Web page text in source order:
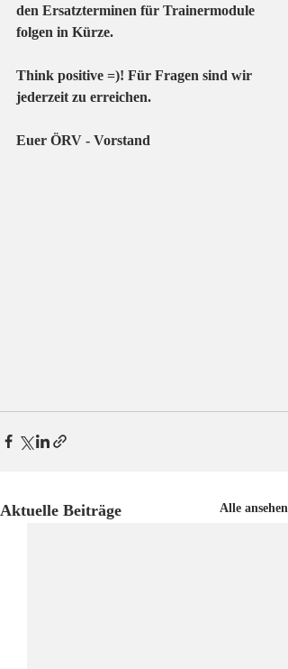
den Ersatzterminen für Trainermodule
folgen in Kürze.
Think positive =)! Für Fragen sind wir
jederzeit zu erreichen.
Euer ÖRV - Vorstand
Aktuelle Beiträge Alle ansehen